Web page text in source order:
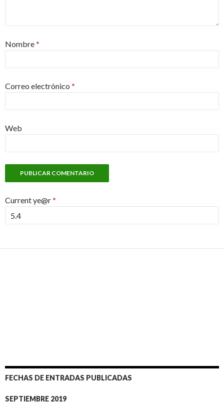
Nombre*
Correo electrónico *
Web
Current ye@r*
FECHAS DE ENTRADAS PUBLICADAS
SEPTIEMBRE 2019